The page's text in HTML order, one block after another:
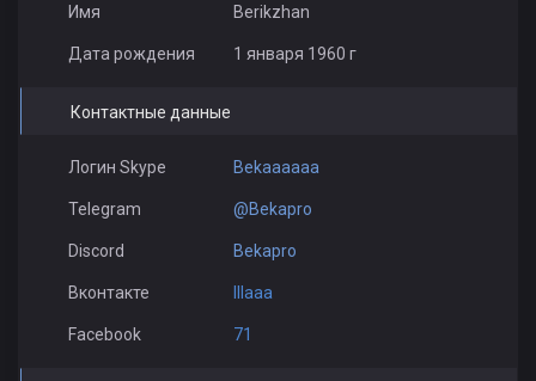
Имя Berikzhan
Дата рождения 1 января 1960 г
Контактные данные
Логин Skype Bekaaaaaa
Telegram @Bekapro
Discord Bekapro
Вконтакте lllaaa
Facebook 71